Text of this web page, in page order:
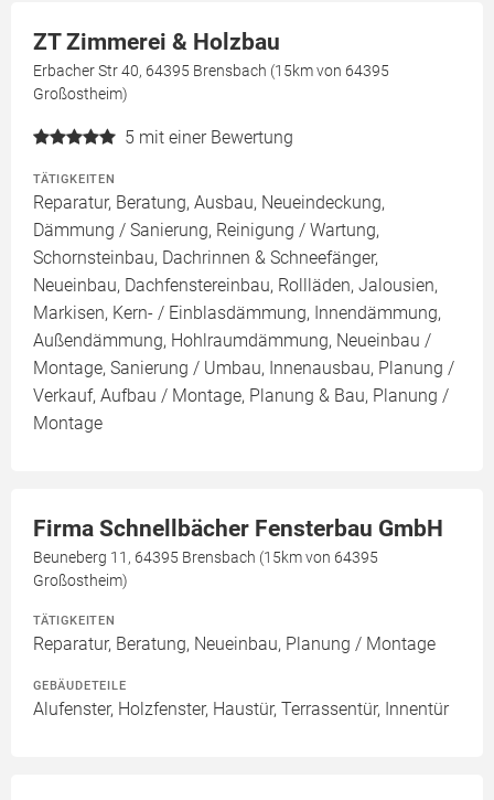
ZT Zimmerei & Holzbau
Erbacher Str 40, 64395 Brensbach (15km von 64395
Großostheim)
5 mit einer Bewertung
TÄTIGKEITEN
Reparatur, Beratung, Ausbau, Neueindeckung,
Dämmung / Sanierung, Reinigung / Wartung,
Schornsteinbau, Dachrinnen & Schneefänger,
Neueinbau, Dachfenstereinbau, Rollläden, Jalousien,
Markisen, Kern- / Einblasdämmung, Innendämmung,
Außendämmung, Hohlraumdämmung, Neueinbau /
Montage, Sanierung / Umbau, Innenausbau, Planung /
Verkauf, Aufbau / Montage, Planung & Bau, Planung /
Montage
Firma Schnellbächer Fensterbau GmbH
Beuneberg 11, 64395 Brensbach (15km von 64395
Großostheim)
TÄTIGKEITEN
Reparatur, Beratung, Neueinbau, Planung / Montage
GEBÄUDETEILE
Alufenster, Holzfenster, Haustür, Terrassentür, Innentür